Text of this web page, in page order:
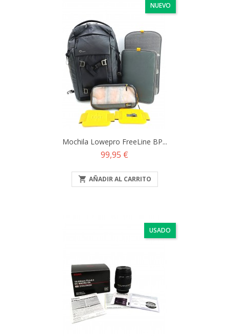
NUEVO
Mochila Lowepro FreeLine BP...
Precio
99,95 €
 AÑADIR AL CARRITO
USADO